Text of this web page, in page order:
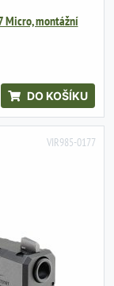
Micro, montážní
DO KOŠÍKU
VIR985-0177